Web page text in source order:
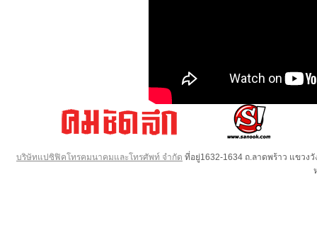
บริษัทแปซิฟิคโทรคมนาคมและโทรศัพท์ จำกัด ที่อยู่1632-1634 ถ.ลาดพร้าว แขวง